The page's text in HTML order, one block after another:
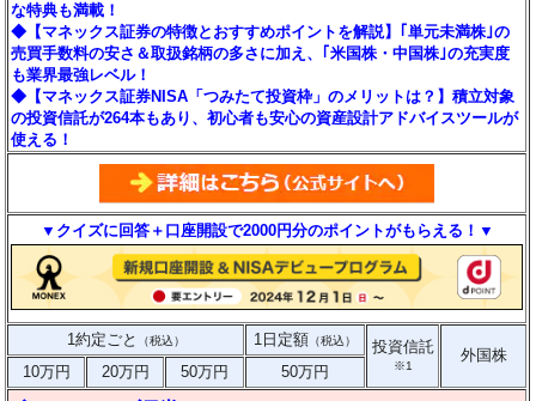
な特典も満載！
◆【マネックス証券の特徴とおすすめポイントを解説】｢単元未満株｣の
売買手数料の安さ＆取扱銘柄の多さに加え、｢米国株・中国株｣の充実度
も業界最強レベル！
◆【マネックス証券NISA「つみたて投資枠」のメリットは？】積立対象
の投資信託が264本もあり、初心者も安心の資産設計アドバイスツールが
使える！
▼クイズに回答＋口座開設で2000円分のポイントがもらえる！▼
1約定ごと （税込） 1日定額 （税込） 投資信託
※1
外国株
10万円
20万円 50万円 50万円